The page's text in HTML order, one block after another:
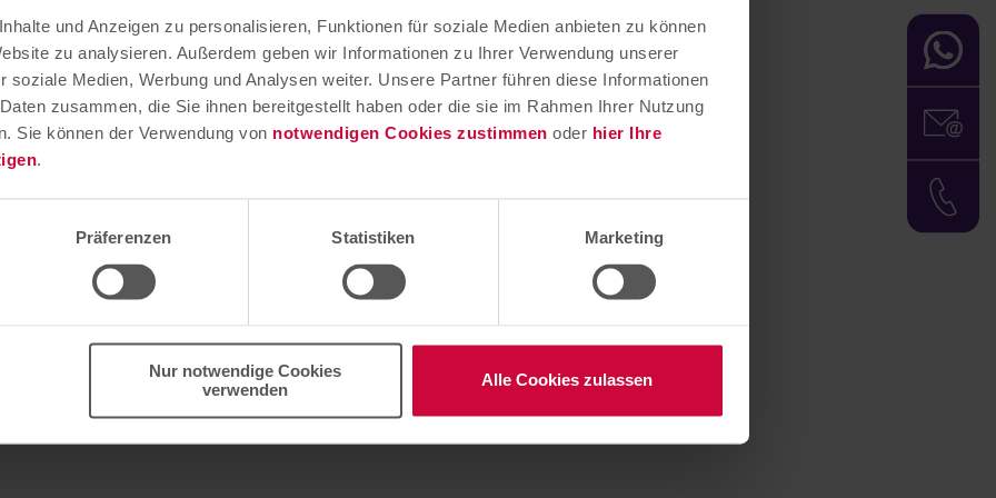
und Anzeigen zu personalisieren, Funktionen für soziale Medien anbieten zu können
zu analysieren. Außerdem geben wir Informationen zu Ihrer Verwendung unserer
soziale Medien, Werbung und Analysen weiter. Unsere Partner führen diese Informationen
zusammen, die Sie ihnen bereitgestellt haben oder die sie im Rahmen Ihrer Nutzung
Sie können der Verwendung von notwendigen Cookies zustimmen oder hier Ihre
.
Präferenzen Statistiken Marketing
Nur notwendige Cookies
verwenden
Alle Cookies zulassen
unserem Online-Shop, über WhatsApp, E-Mail oder per Fax einlösen.
Shop oder per Fax